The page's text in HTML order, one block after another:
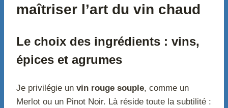
maîtriser l’art du vin chaud
Le choix des ingrédients : vins,
épices et agrumes
Je privilégie un vin rouge souple, comme un
Merlot ou un Pinot Noir. Là réside toute la subtilité :